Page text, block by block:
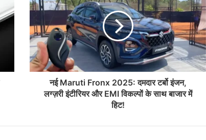
नई Maruti Fronx 2025: दमदार टर्बो इंजन,
लग्ज़री इंटीरियर और EMI विकल्पों के साथ बाजार में
हिट!